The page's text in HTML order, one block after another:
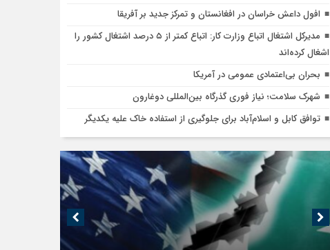
افول داعش خراسان در افغانستان و تمرکز جدید بر آفریقا
مدیرکل اشتغال اتباع وزارت کار: اتباع کمتر از ۵ درصد اشتغال کشور را
اشغال کرده‌اند
بحران بی‌اعتمادی عمومی در آمریکا
شهرک سلامت؛ نیاز فوری گذرگاه بین‌المللی دوغارون
توافق کابل و اسلام‌آباد برای جلوگیری از استفاده خاک علیه یکدیگر